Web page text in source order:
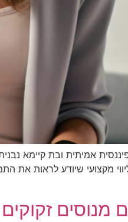
אמיתית ובת קיימא
מקצועי שיודע לראות את
זקוקים